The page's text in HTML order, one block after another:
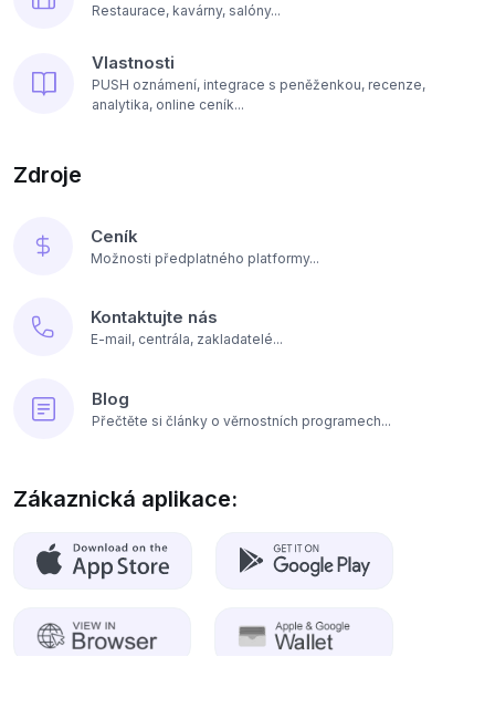
Restaurace, kavárny, salóny...
Vlastnosti
PUSH oznámení, integrace s peněženkou, recenze,
analytika, online ceník...
Zdroje
Ceník
Možnosti předplatného platformy...
Kontaktujte nás
E-mail, centrála, zakladatelé...
Blog
Přečtěte si články o věrnostních programech...
Zákaznická aplikace: